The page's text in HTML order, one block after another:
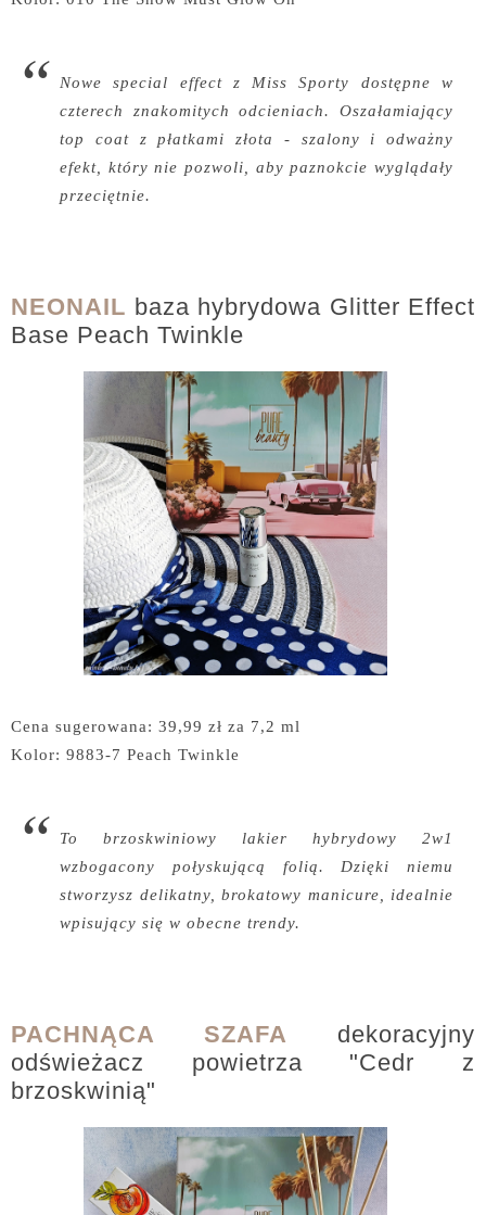
Nowe special effect z Miss Sporty dostępne w
czterech znakomitych odcieniach. Oszałamiający
top coat z płatkami złota - szalony i odważny
efekt, który nie pozwoli, aby paznokcie wyglądały
przeciętnie.
NEONAIL baza hybrydowa Glitter Effect
Base Peach Twinkle
Cena sugerowana: 39,99 zł za 7,2 ml
Kolor: 9883-7 Peach Twinkle
To brzoskwiniowy lakier hybrydowy 2w1
wzbogacony połyskującą folią. Dzięki niemu
stworzysz delikatny, brokatowy manicure, idealnie
wpisujący się w obecne trendy.
PACHNĄCA SZAFA dekoracyjny
odświeżacz powietrza "Cedr z
brzoskwinią"